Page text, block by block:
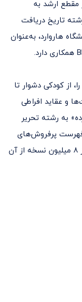
ارشد به
تاریخ دریافت
هاروارد، به‌عنوان
از کودکی دشوار تا
و عقاید افراطی
به رشته تحریر
فهرست پرفروش‌های
نیویورک تایمز قرار داشت و تاکنون بیشتر از ۸ میلیون نسخه از آن